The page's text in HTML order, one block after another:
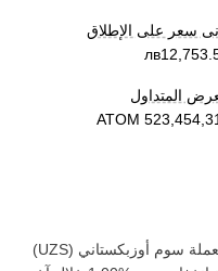
سعر على الإطلاق
المتداول
سوم أوزبكستاني (‏
UZS
)